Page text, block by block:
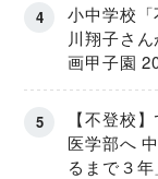
小中学校
川翔子さ
画甲子園
【不登校
医学部へ
るまで３